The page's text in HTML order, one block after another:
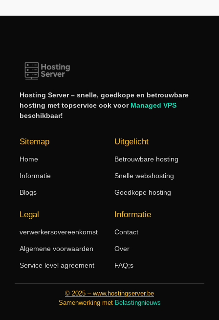
Hosting Server – snelle, goedkope en betrouwbare
hosting met topservice ook voor Managed VPS
beschikbaar!
Sitemap
Home
Informatie
Blogs
Uitgelicht
Betrouwbare hosting
Snelle webshosting
Goedkope hosting
Legal
verwerkersovereenkomst
Algemene voorwaarden
Service level agreement
Informatie
Contact
Over
FAQ;s
© 2025 – www.hostingserver.be
Samenwerking met Belastingnieuws